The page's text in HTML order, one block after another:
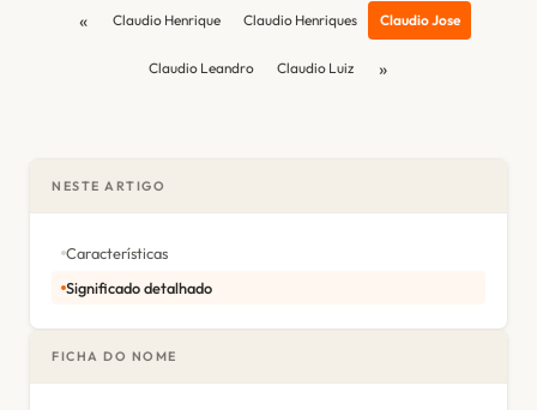
« Claudio Henrique Claudio Henriques Claudio Jose
Claudio Leandro Claudio Luiz »
NESTE ARTIGO
Características
Significado detalhado
FICHA DO NOME